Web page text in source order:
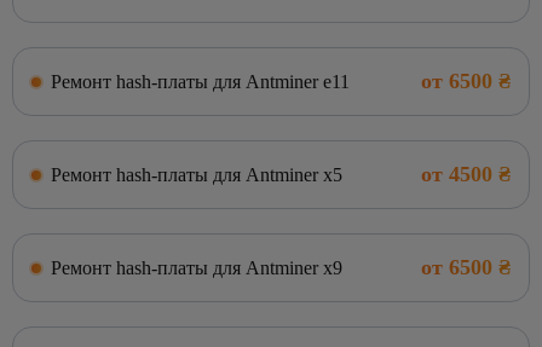
Ремонт hash-платы для Antminer e11 от 6500 ₴
Ремонт hash-платы для Antminer x5 от 4500 ₴
Ремонт hash-платы для Antminer x9 от 6500 ₴